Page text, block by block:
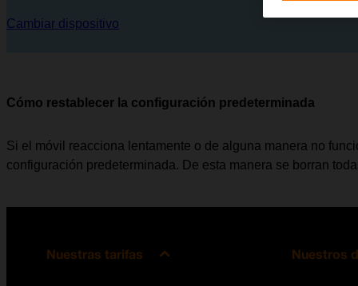
Cambiar dispositivo
Cómo restablecer la configuración predeterminada
Si el móvil reacciona lentamente o de alguna manera no
configuración predeterminada. De esta manera se borran
Nuestras tarifas Nuestros